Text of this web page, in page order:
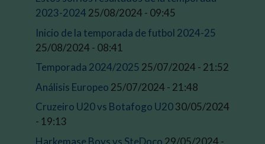
2023-2024 25/08/2024 - 09:45
Inicio de la temporada de futbol 2024-25
25/08/2024 - 08:41
Temporada 2024/2025 25/07/2024 - 21:52
Análisis Europeo 25/07/2024 - 21:48
Cruzeiro U20 vs Botafogo U2030/05/2024
- 19:13
Harkemase Boys vs SteDoco 29/05/2024 -